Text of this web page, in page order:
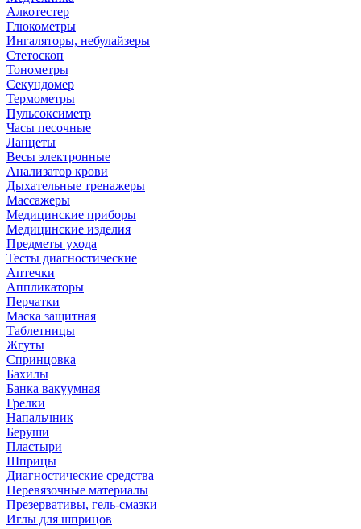
Алкотестер
Глюкометры
Ингаляторы, небулайзеры
Стетоскоп
Тонометры
Секундомер
Термометры
Пульсоксиметр
Часы песочные
Ланцеты
Весы электронные
Анализатор крови
Дыхательные тренажеры
Массажеры
Медицинские приборы
Медицинские изделия
Предметы ухода
Тесты диагностические
Аптечки
Аппликаторы
Перчатки
Маска защитная
Таблетницы
Жгуты
Спринцовка
Бахилы
Банка вакуумная
Грелки
Напальчник
Беруши
Пластыри
Шприцы
Диагностические средства
Перевязочные материалы
Презервативы, гель-смазки
Иглы для шприцов